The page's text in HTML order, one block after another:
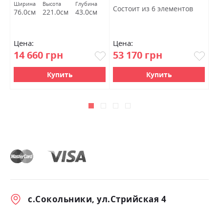
Ширина
76.0см
Высота
221.0см
Глубина
43.0см
Цена:
14 660 грн
Купить
Состоит из 6 элементов
Цена:
53 170 грн
Купить
с.Сокольники, ул.Стрийская 4